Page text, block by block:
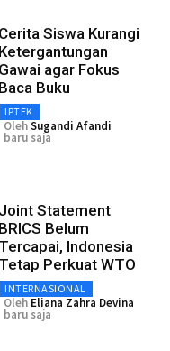
Cerita Siswa Kurangi
Ketergantungan
Gawai agar Fokus
Baca Buku
IPTEK
OlehSugandi Afandi
baru saja
Joint Statement
BRICS Belum
Tercapai, Indonesia
Tetap Perkuat WTO
INTERNASIONAL
Oleh Eliana Zahra Devina
baru saja